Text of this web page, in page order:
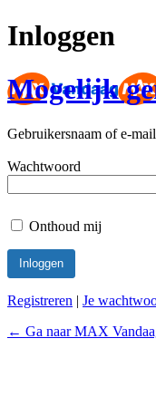
Inloggen
Mogelijk
Gebruikersnaam of e-
Wachtwoord
Onthoud mij
Registreren | Je
← Ga naar MAX